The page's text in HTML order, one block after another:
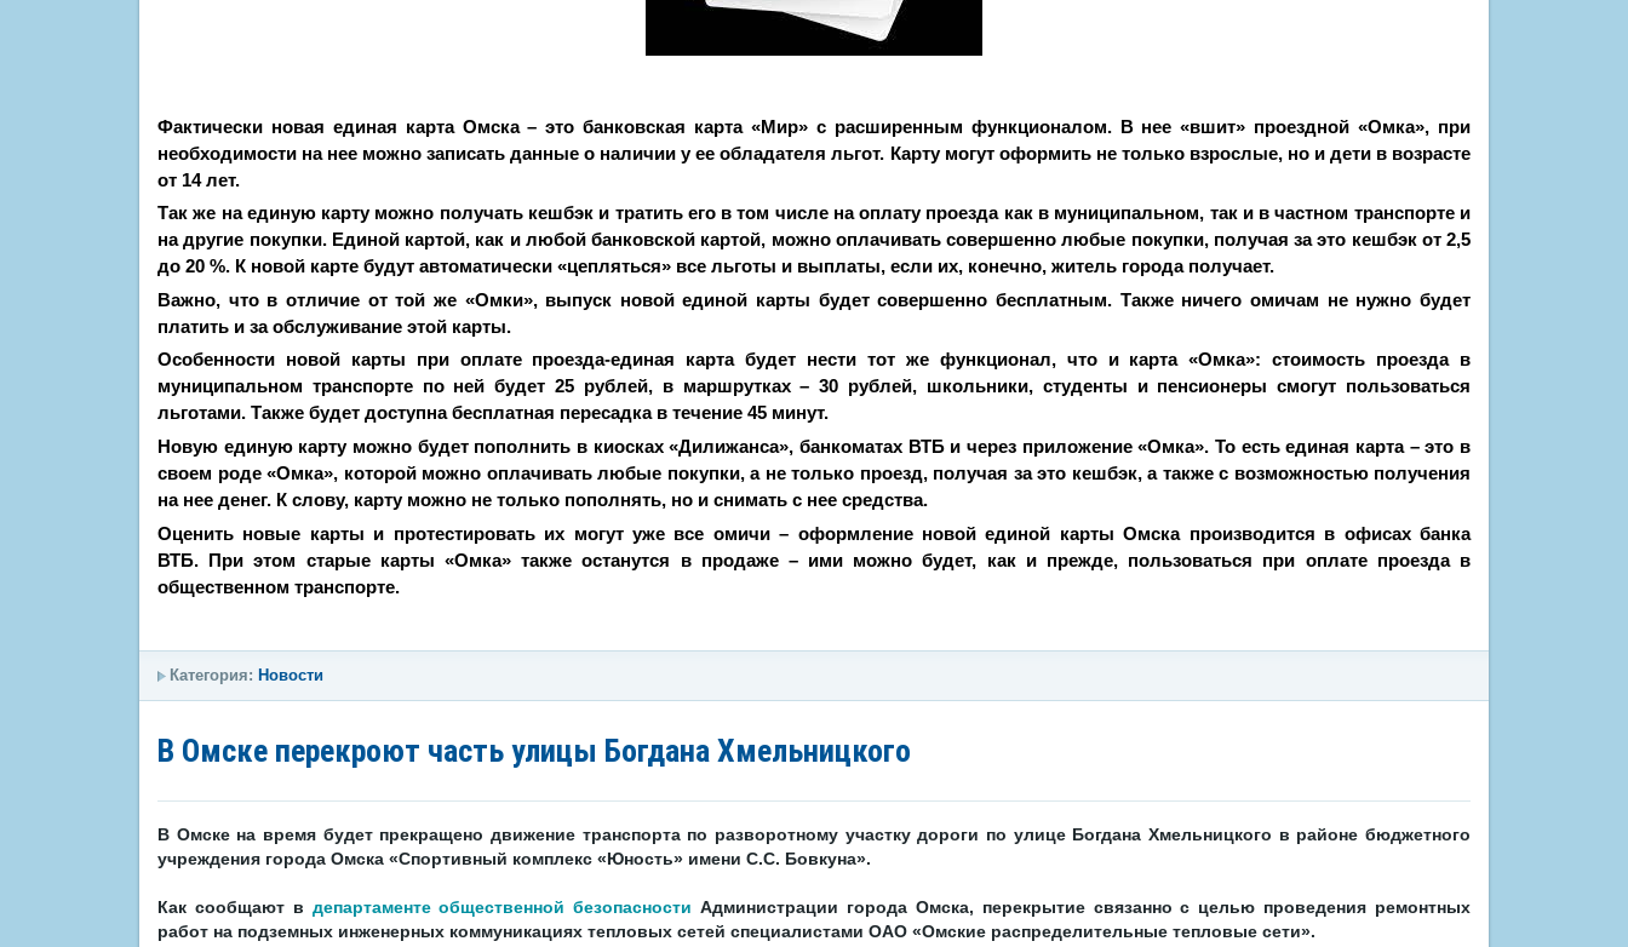
Фактически новая единая карта Омска – это банковская карта «Мир» с расширенным функционалом. В нее «вшит» проездной «Омка», при
необходимости на нее можно записать данные о наличии у ее обладателя льгот. Карту могут оформить не только взрослые, но и дети в возрасте
от 14 лет.
Так же на единую карту можно получать кешбэк и тратить его в том числе на оплату проезда как в муниципальном, так и в частном транспорте и
на другие покупки. Единой картой, как и любой банковской картой, можно оплачивать совершенно любые покупки, получая за это кешбэк от 2,5
до 20 %. К новой карте будут автоматически «цепляться» все льготы и выплаты, если их, конечно, житель города получает.
Важно, что в отличие от той же «Омки», выпуск новой единой карты будет совершенно бесплатным. Также ничего омичам не нужно будет
платить и за обслуживание этой карты.
Особенности новой карты при оплате проезда-единая карта будет нести тот же функционал, что и карта «Омка»: стоимость проезда в
муниципальном транспорте по ней будет 25 рублей, в маршрутках – 30 рублей, школьники, студенты и пенсионеры смогут пользоваться
льготами. Также будет доступна бесплатная пересадка в течение 45 минут.
Новую единую карту можно будет пополнить в киосках «Дилижанса», банкоматах ВТБ и через приложение «Омка». То есть единая карта – это в
своем роде «Омка», которой можно оплачивать любые покупки, а не только проезд, получая за это кешбэк, а также с возможностью получения
на нее денег. К слову, карту можно не только пополнять, но и снимать с нее средства.
Оценить новые карты и протестировать их могут уже все омичи – оформление новой единой карты Омска производится в офисах банка
ВТБ. При этом старые карты «Омка» также останутся в продаже – ими можно будет, как и прежде, пользоваться при оплате проезда в
общественном транспорте.
Категория: Новости
В Омске перекроют часть улицы Богдана Хмельницкого
В Омске на время будет прекращено движение транспорта по разворотному участку дороги по улице Богдана Хмельницкого в районе бюджетного
учреждения города Омска «Спортивный комплекс «Юность» имени С.С. Бовкуна».
Как сообщают в департаменте общественной безопасности Администрации города Омска, перекрытие связанно с целью проведения ремонтных
работ на подземных инженерных коммуникациях тепловых сетей специалистами ОАО «Омские распределительные тепловые сети».